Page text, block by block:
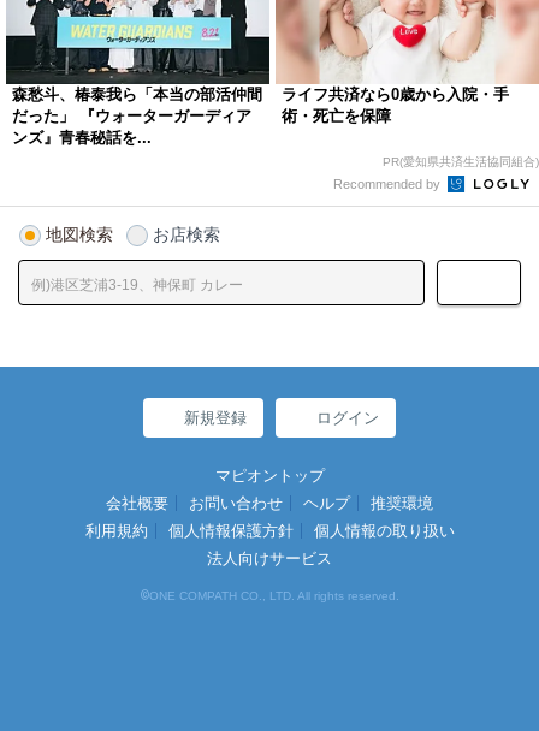
森愁斗、椿泰我ら「本当の部活仲間
だった」 『ウォーターガーディア
ンズ』青春秘話を...
ライフ共済なら0歳から入院・手
術・死亡を保障
PR(愛知県共済生活協同組合)
Recommended by
地図検索 お店検索
新規登録 ログイン
マピオントップ
会社概要
お問い合わせ ヘルプ
推奨環境
利用規約
個人情報保護方針
個人情報の取り扱い
法人向けサービス
©ONE COMPATH CO., LTD. All rights reserved.